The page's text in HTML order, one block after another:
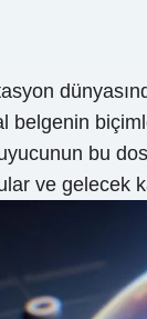
belgenin
bu
ve gelecek